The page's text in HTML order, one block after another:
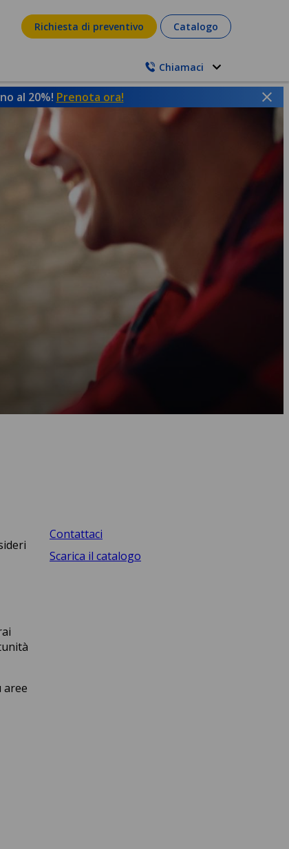
Richiesta di preventivo Catalogo
Chiamaci
al 20%! Prenota ora!
aree
Contattaci
Scarica il catalogo